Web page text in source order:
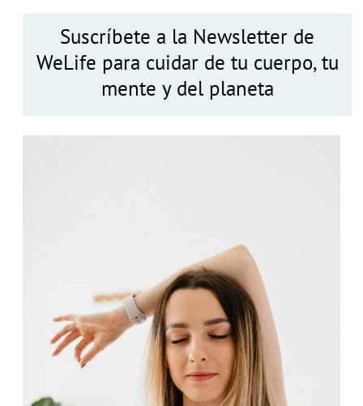
Suscríbete a la Newsletter de
WeLife para cuidar de tu cuerpo, tu
mente y del planeta